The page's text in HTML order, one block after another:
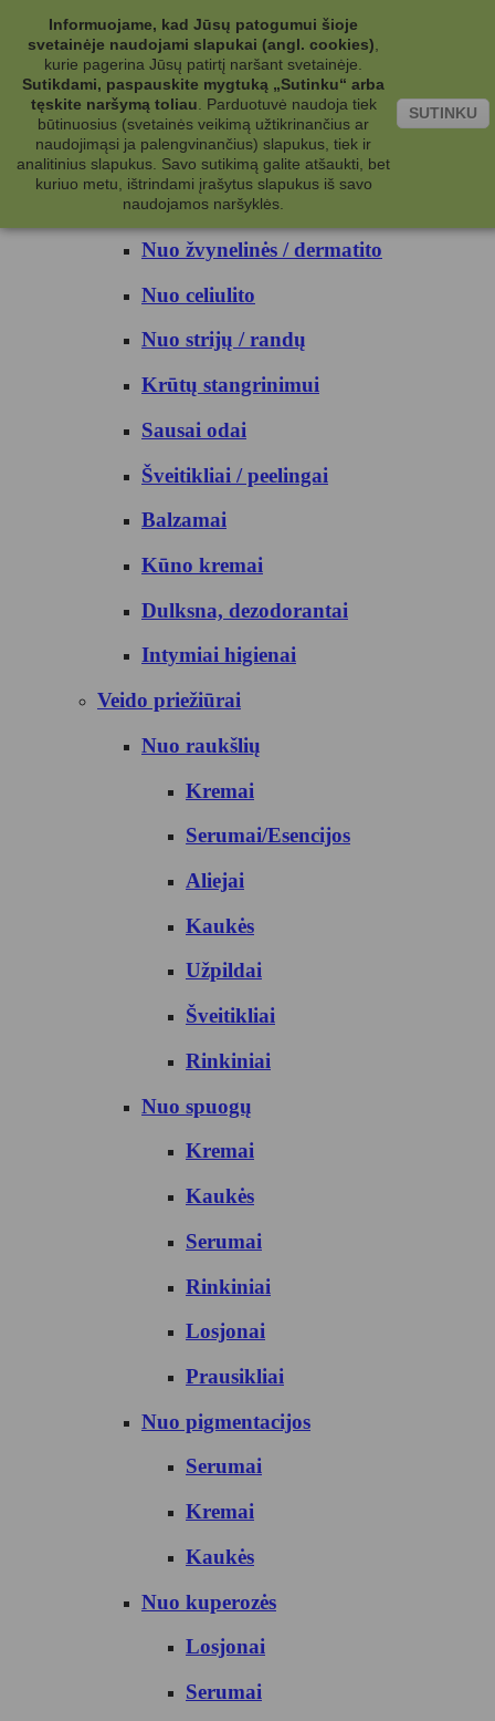
Kategorijos
Kosmetika
Kūno priežiūrai
Nuo prakaito
Kūno prausikliai
Nuo žvynelinės / dermatito
Nuo celiulito
Nuo strijų / randų
Krūtų stangrinimui
Sausai odai
Šveitikliai / peelingai
Balzamai
Kūno kremai
Dulksna, dezodorantai
Intymiai higienai
Veido priežiūrai
Nuo raukšlių
Kremai
Serumai/Esencijos
Aliejai
Kaukės
Užpildai
Šveitikliai
Rinkiniai
Nuo spuogų
Kremai
Kaukės
Serumai
Rinkiniai
Losjonai
Prausikliai
Nuo pigmentacijos
Serumai
Kremai
Kaukės
Nuo kuperozės
Losjonai
Serumai
Informuojame, kad Jūsų patogumui šioje
svetainėje naudojami slapukai (angl. cookies)
kurie pagerina Jūsų patirtį naršant svetainėje.
Sutikdami, paspauskite mygtuką „Sutinku“ arba
tęskite naršymą toliau
Parduotuvė naudoja tiek
būtinuosius (svetainės veikimą užtikrinančius ar
naudojimąsi ja palengvinančius) slapukus, tiek ir
analitinius slapukus. Savo sutikimą galite atšaukti, bet
kuriuo metu, ištrindami įrašytus slapukus iš savo
naudojamos naršyklės.
SUTINKU